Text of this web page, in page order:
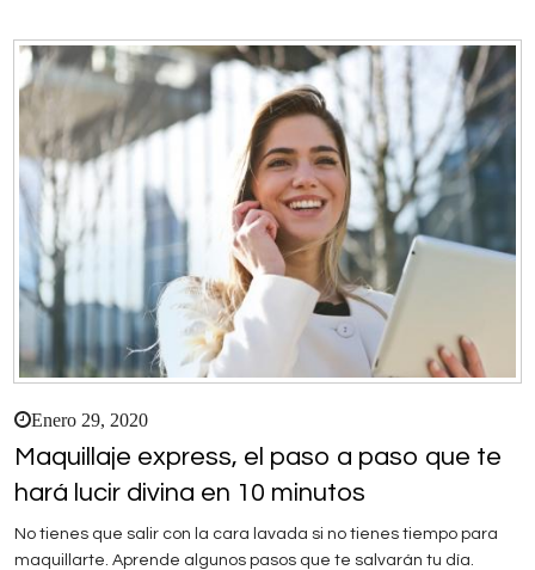
Enero 29, 2020
Maquillaje express, el paso a paso que te
hará lucir divina en 10 minutos
No tienes que salir con la cara lavada si no tienes tiempo para
maquillarte. Aprende algunos pasos que te salvarán tu día.